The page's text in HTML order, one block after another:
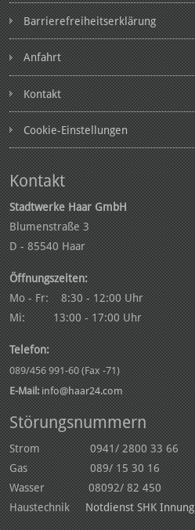
Barrierefreiheitserklärung
Anfahrt
Kontakt
Cookie-Einstellungen
Kontakt
Stadtwerke Haar GmbH
Blumenstraße 3
D - 85540 Haar
Öffnungszeiten:
Mo - Fr: 8:30 - 12:00 Uhr
Mi: 13:00 - 17:00 Uhr
Telefon:
089/456 991-60 (Fax -71)
E-Mail: info@haar24.com
Störungsnummern
Strom 0941/ 2800 33 66
Gas 089/ 15 30 16
Wasser 08092/ 82 450
Haustechnik Notdienst SHK Innung